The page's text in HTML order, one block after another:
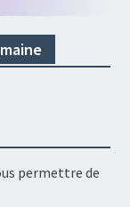
permettre de